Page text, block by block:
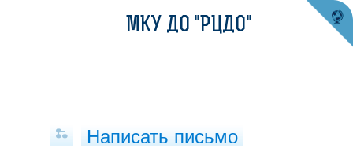
МКУ ДО "РЦДО"
Написать письмо